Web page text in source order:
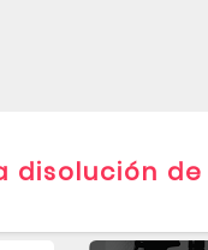
de